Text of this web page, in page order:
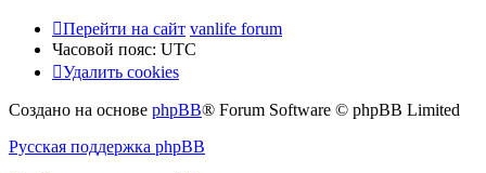
Перейти на сайт vanlife forum
Часовой пояс: UTC
Удалить cookies
Создано на основе phpBB® Forum Software © phpBB Limited
Русская поддержка phpBB